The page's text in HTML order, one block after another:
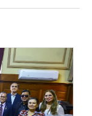
mayoría
procedimiento,
con mayor
de la